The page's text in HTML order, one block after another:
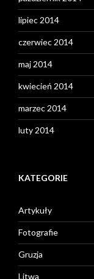
lipiec 2014
czerwiec 2014
maj 2014
kwiecień 2014
marzec 2014
luty 2014
KATEGORIE
Artykuły
Fotografie
Gruzja
Litwa